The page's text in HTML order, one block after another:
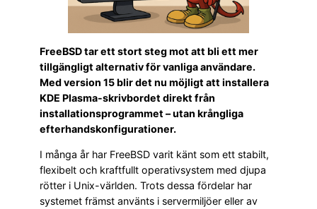
FreeBSD tar ett stort steg mot att bli ett mer
tillgängligt alternativ för vanliga användare.
Med version 15 blir det nu möjligt att installera
KDE Plasma-skrivbordet direkt från
installationsprogrammet – utan krångliga
efterhandskonfigurationer.
I många år har FreeBSD varit känt som ett stabilt,
flexibelt och kraftfullt operativsystem med djupa
rötter i Unix-världen. Trots dessa fördelar har
systemet främst använts i servermiljöer eller av